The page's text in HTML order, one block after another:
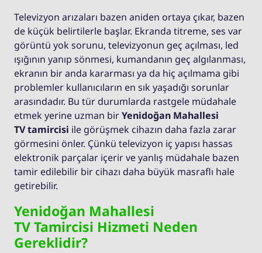
Televizyon arızaları bazen aniden ortaya çıkar, bazen
de küçük belirtilerle başlar. Ekranda titreme, ses var
görüntü yok sorunu, televizyonun geç açılması, led
ışığının yanıp sönmesi, kumandanın geç algılanması,
ekranın bir anda kararması ya da hiç açılmama gibi
problemler kullanıcıların en sık yaşadığı sorunlar
arasındadır. Bu tür durumlarda rastgele müdahale
etmek yerine uzman birYenidoğan Mahallesi
TV tamircisi ile görüşmek cihazın daha fazla zarar
görmesini önler. Çünkü televizyon iç yapısı hassas
elektronik parçalar içerir ve yanlış müdahale bazen
tamir edilebilir bir cihazı daha büyük masraflı hale
getirebilir.
Yenidoğan Mahallesi
TV Tamircisi Hizmeti Neden
Gereklidir?